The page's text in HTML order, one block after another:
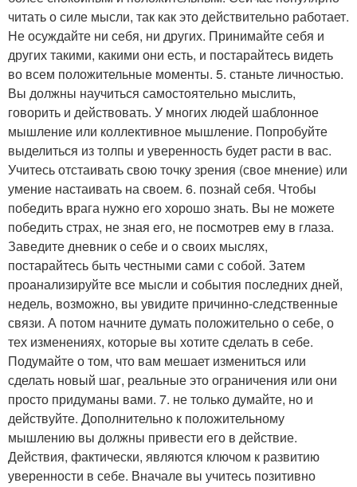
читать о силе мысли, так как это действительно работает.
Не осуждайте ни себя, ни других. Принимайте себя и
других такими, какими они есть, и постарайтесь видеть
во всем положительные моменты. 5. станьте личностью.
Вы должны научиться самостоятельно мыслить,
говорить и действовать. У многих людей шаблонное
мышление или коллективное мышление. Попробуйте
выделиться из толпы и уверенность будет расти в вас.
Учитесь отстаивать свою точку зрения (свое мнение) или
умение настаивать на своем. 6. познай себя. Чтобы
победить врага нужно его хорошо знать. Вы не можете
победить страх, не зная его, не посмотрев ему в глаза.
Заведите дневник о себе и о своих мыслях,
постарайтесь быть честными сами с собой. Затем
проанализируйте все мысли и события последних дней,
недель, возможно, вы увидите причинно-следственные
связи. А потом начните думать положительно о себе, о
тех изменениях, которые вы хотите сделать в себе.
Подумайте о том, что вам мешает измениться или
сделать новый шаг, реальные это ограничения или они
просто придуманы вами. 7. не только думайте, но и
действуйте. Дополнительно к положительному
мышлению вы должны привести его в действие.
Действия, фактически, являются ключом к развитию
уверенности в себе. Вначале вы учитесь позитивно